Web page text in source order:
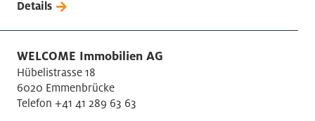
Details
WELCOME Immobilien AG
Hübelistrasse 18
6020 Emmenbrücke
Telefon +41 41 289 63 63